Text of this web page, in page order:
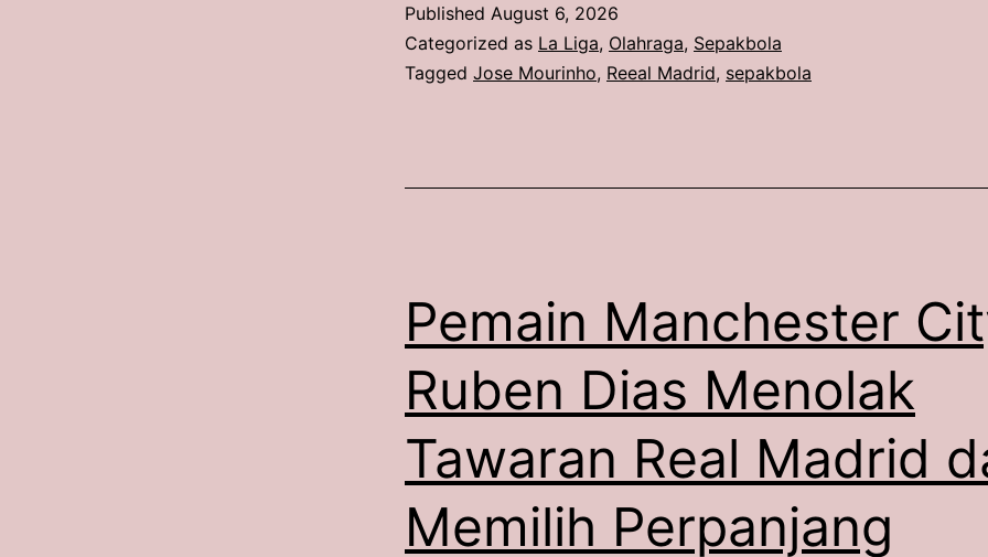
Bisa
Dikorbankan
Demi
hingga
Yan
Diomande
Published August 6, 2026
Categorized as La Liga, Olahraga, Sepakbola
Tagged Jose Mourinho, Reeal Madrid, sepakbola
Pemain Manchester
Ruben Dias Menolak
Tawaran Real Madrid
Memilih Perpanjang